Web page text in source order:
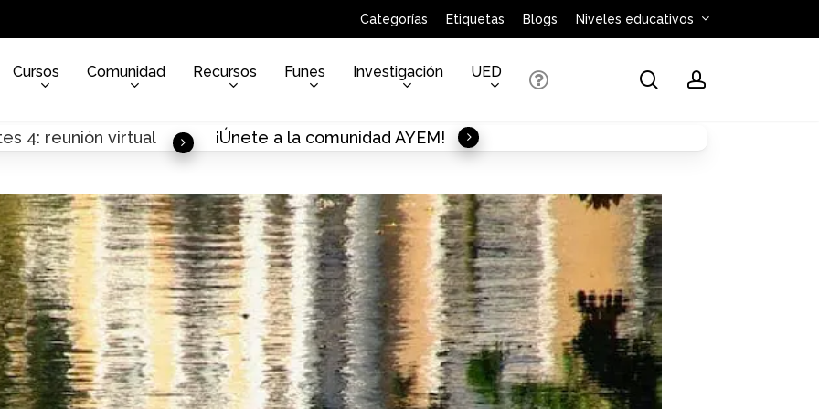
Categorías Etiquetas Blogs Niveles educativos
Cursos Comunidad Recursos Funes Investigación UED searchaccount
4: reunión virtual ¡Únete a la comunidad AYEM!